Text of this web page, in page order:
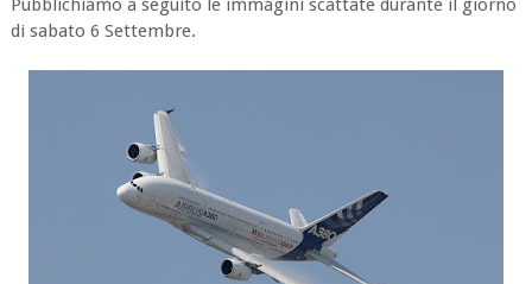
di sabato 6 Settembre.